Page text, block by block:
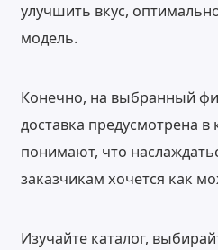
улучшить вкус,
модель.
Конечно, на выбранный
доставка предусмотрена
понимают, что
заказчикам хочется как
Изучайте каталог,